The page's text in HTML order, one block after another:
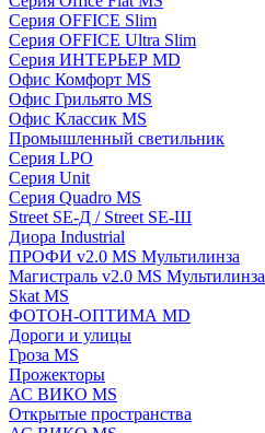
Серия OFFICE Slim
Серия OFFICE Ultra Slim
Серия ИНТЕРЬЕР MD
Офис Комфорт MS
Офис Грильято MS
Офис Классик MS
Промышленный светильник
Серия LPO
Серия Unit
Серия Quadro MS
Street SE-Д / Street SE-Ш
Диора Industrial
ПРОФИ v2.0 MS Мультилинза
Магистраль v2.0 MS Мультилинза
Skat MS
ФОТОН-ОПТИМА MD
Дороги и улицы
Гроза MS
Прожекторы
АС ВИКО MS
Открытые пространства